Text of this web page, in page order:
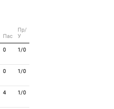
Пас
Пр/
У
0 1/0
0 1/0
4 1/0